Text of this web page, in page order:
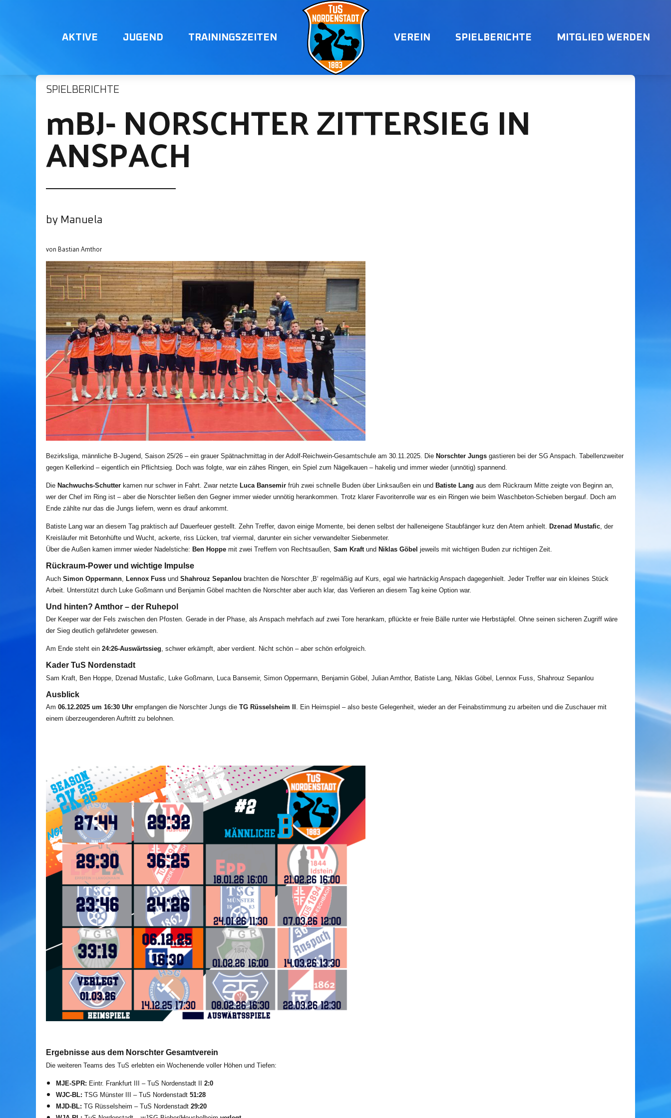
AKTIVE JUGEND TRAININGSZEITEN VEREIN SPIELBERICHTE MITGLIED WERDEN
SPIELBERICHTE
mBJ- NORSCHTER ZITTERSIEG IN
ANSPACH
by Manuela
von Bastian Amthor
Bezirksliga, männliche B-Jugend, Saison 25/26 – ein grauer Spätnachmittag in der Adolf-Reichwein-Gesamtschule am 30.11.2025. Die Norschter Jungs gastieren bei der SG Anspach. Tabellenzweiter
gegen Kellerkind – eigentlich ein Pflichtsieg. Doch was folgte, war ein zähes Ringen, ein Spiel zum Nägelkauen – hakelig und immer wieder (unnötig) spannend.
Die Nachwuchs-Schutter kamen nur schwer in Fahrt. Zwar netzte Luca Bansemir früh zwei schnelle Buden über Linksaußen ein und Batiste Lang aus dem Rückraum Mitte zeigte von Beginn an,
wer der Chef im Ring ist – aber die Norschter ließen den Gegner immer wieder unnötig herankommen. Trotz klarer Favoritenrolle war es ein Ringen wie beim Waschbeton-Schieben bergauf. Doch am
Ende zählte nur das die Jungs liefern, wenn es drauf ankommt.
Batiste Lang war an diesem Tag praktisch auf Dauerfeuer gestellt. Zehn Treffer, davon einige Momente, bei denen selbst der halleneigene Staubfänger kurz den Atem anhielt. Dzenad Mustafic, der
Kreisläufer mit Betonhüfte und Wucht, ackerte, riss Lücken, traf viermal, darunter ein sicher verwandelter Siebenmeter.
Über die Außen kamen immer wieder Nadelstiche: Ben Hoppe mit zwei Treffern von Rechtsaußen, Sam Kraftund Niklas Göbel jeweils mit wichtigen Buden zur richtigen Zeit.
Rückraum-Power und wichtige Impulse
Auch Simon Oppermann Lennox Fuss und Shahrouz Sepanlou brachten die Norschter ‚B‘ regelmäßig auf Kurs, egal wie hartnäckig Anspach dagegenhielt. Jeder Treffer war ein kleines Stück
Arbeit. Unterstützt durch Luke Goßmann und Benjamin Göbel machten die Norschter aber auch klar, das Verlieren an diesem Tag keine Option war.
Und hinten? Amthor – der Ruhepol
Der Keeper war der Fels zwischen den Pfosten. Gerade in der Phase, als Anspach mehrfach auf zwei Tore herankam, pflückte er freie Bälle runter wie Herbstäpfel. Ohne seinen sicheren Zugriff wäre
der Sieg deutlich gefährdeter gewesen.
Am Ende steht ein 24:26-Auswärtssieg, schwer erkämpft, aber verdient. Nicht schön – aber schön erfolgreich.
Kader TuS Nordenstadt
Sam Kraft, Ben Hoppe, Dzenad Mustafic, Luke Goßmann, Luca Bansemir, Simon Oppermann, Benjamin Göbel, Julian Amthor, Batiste Lang, Niklas Göbel, Lennox Fuss, Shahrouz Sepanlou
Ausblick
Am 06.12.2025 um 16:30 Uhr empfangen die Norschter Jungs die TG Rüsselsheim II . Ein Heimspiel – also beste Gelegenheit, wieder an der Feinabstimmung zu arbeiten und die Zuschauer mit
einem überzeugenderen Auftritt zu belohnen.
Ergebnisse aus dem Norschter Gesamtverein
Die weiteren Teams des TuS erlebten ein Wochenende voller Höhen und Tiefen:
MJE-SPR: Eintr. Frankfurt III – TuS Nordenstadt II 2:0
WJC-BL: TSG Münster III – TuS Nordenstadt 51:28
MJD-BL: TG Rüsselsheim – TuS Nordenstadt 29:20